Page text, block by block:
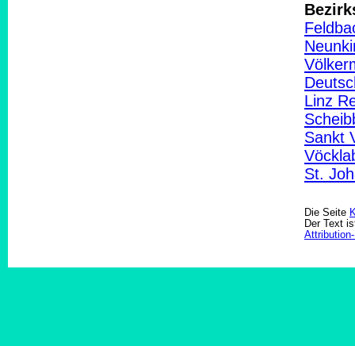
Linz
Sankt
St.
Die Seite
Der Text